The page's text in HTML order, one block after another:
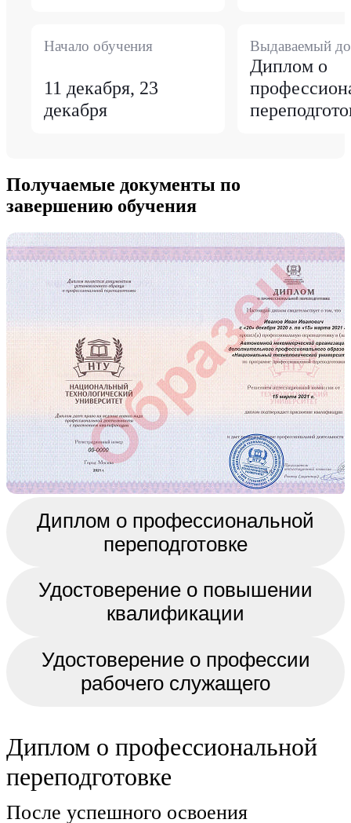
Начало обучения
11 декабря, 23
декабря
Выдаваемый
Диплом о
Получаемые документы по
завершению обучения
Диплом о профессиональной
переподготовке
Удостоверение о повышении
квалификации
Удостоверение о профессии
рабочего служащего
Диплом о профессиональной
переподготовке
После успешного освоения